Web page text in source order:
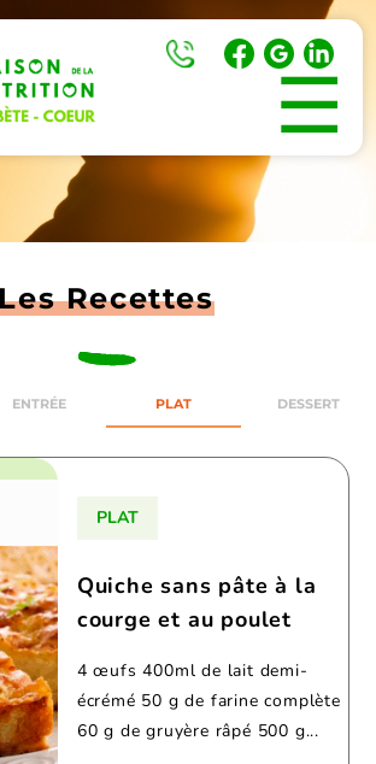
☰
Recettes
ENTRÉE PLAT DESSERT
PLAT
Quiche sans pâte à la
courge et au poulet
4 œufs 400ml de lait demi-
écrémé 50 g de farine complète
60 g de gruyère râpé 500 g...